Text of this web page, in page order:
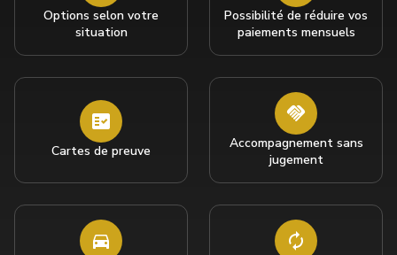
Options selon votre
situation
Possibilité de réduire vos
paiements mensuels
Cartes de preuve
Accompagnement sans
jugement